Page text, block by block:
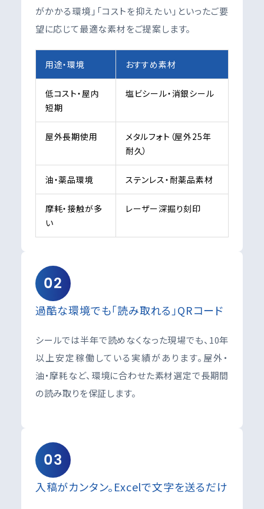
がかかる環境」「コストを抑えたい」といったご要
望に応じて最適な素材をご提案します。
用途・環境 おすすめ素材
低コスト・屋内
短期
塩ビシール・消銀シール
屋外長期使用
メタルフォト（屋外25年
耐久）
油・薬品環境 ステンレス・耐薬品素材
摩耗・接触が多
い
レーザー深掘り刻印
02
過酷な環境でも「読み取れる」QRコード
シールでは半年で読めなくなった現場でも、10年
以上安定稼働している実績があります。屋外・
油・摩耗など、環境に合わせた素材選定で長期間
の読み取りを保証します。
03
入稿がカンタン。Excelで文字を送るだけ